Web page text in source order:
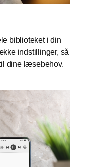
biblioteket i din
indstillinger, så
dine læsebehov.